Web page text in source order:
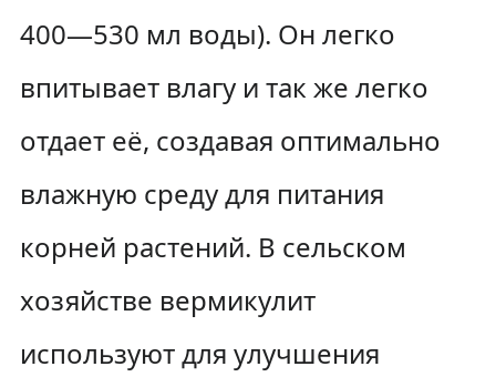
400—530 мл воды). Он легко
впитывает влагу и так же легко
отдает её, создавая оптимально
влажную среду для питания
корней растений. В сельском
хозяйстве вермикулит
используют для улучшения